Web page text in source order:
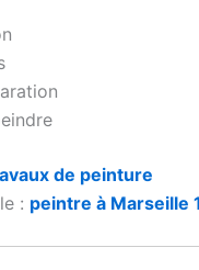
de peinture
: peintre à Marseille